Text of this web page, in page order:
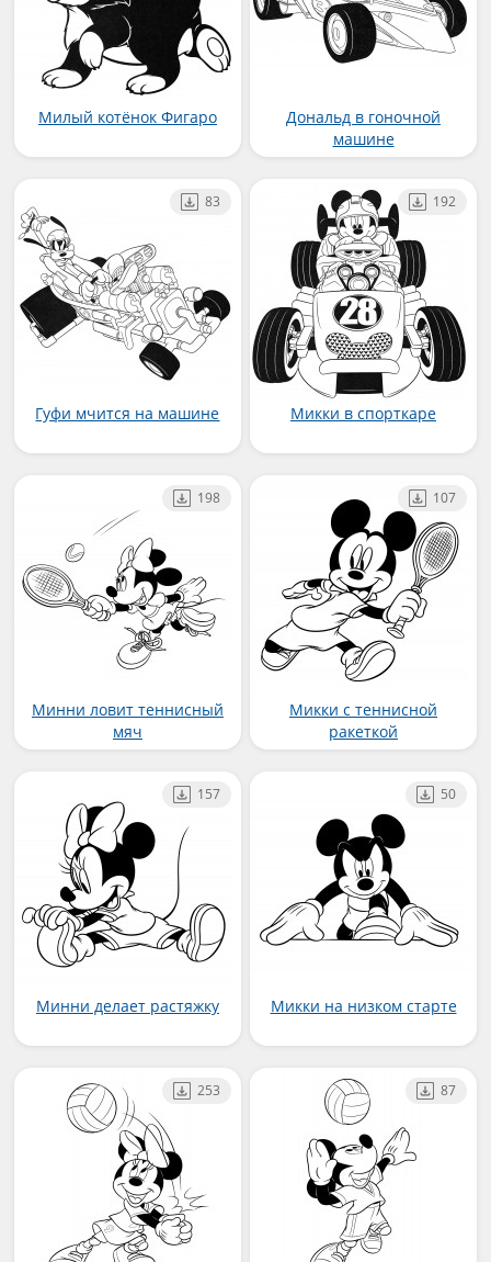
Милый котёнок Фигаро
Дональд в гоночной
машине
Гуфи мчится на машине
83
Микки в спорткаре
192
Минни ловит теннисный
мяч
198
Микки с теннисной
ракеткой
107
Минни делает растяжку
157
Микки на низком старте
50
253 87